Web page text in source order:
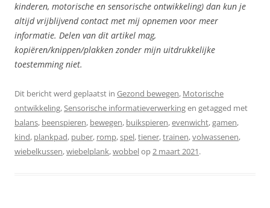
kinderen, motorische en sensorische ontwikkeling) dan kun je
altijd vrijblijvend contact met mij opnemen voor meer
informatie. Delen van dit artikel mag,
kopiëren/knippen/plakken zonder mijn uitdrukkelijke
toestemming niet.
Dit bericht werd geplaatst in Gezond bewegen, Motorische
ontwikkeling,Sensorische informatieverwerkingen getagged met
balans, beenspieren, bewegen, buikspieren,evenwicht,gamen,
kind, plankpad, puber, romp,spel,tiener,trainen,volwassenen,
wiebelkussen,wiebelplank,wobbelop2 maart 2021.